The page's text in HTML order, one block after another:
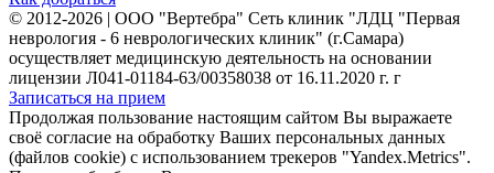
© 2012-2026 | ООО "Вертебра" Сеть клиник "ЛДЦ "Первая
неврология - 6 неврологических клиник" (г.Самара)
осуществляет медицинскую деятельность на основании
лицензии Л041-01184-63/00358038 от 16.11.2020 г. г
Записаться на прием
Продолжая пользование настоящим сайтом Вы выражаете
своё согласие на обработку Ваших персональных данных
(файлов cookie) с использованием трекеров "Yandex.Metrics".